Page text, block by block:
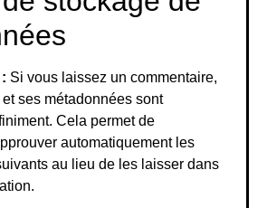
Si vous laissez un commentaire,
et ses métadonnées sont
Cela permet de
automatiquement les
au lieu de les laisser dans